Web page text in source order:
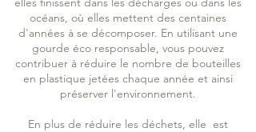
océans, où elles mettent des centaines
d'années à se décomposer. En utilisant une
gourde éco responsable, vous pouvez
contribuer à réduire le nombre de bouteilles
en p lastique jetées chaque année et ainsi
préserver l'environnement.
En plus de réduire les déchets, elle est